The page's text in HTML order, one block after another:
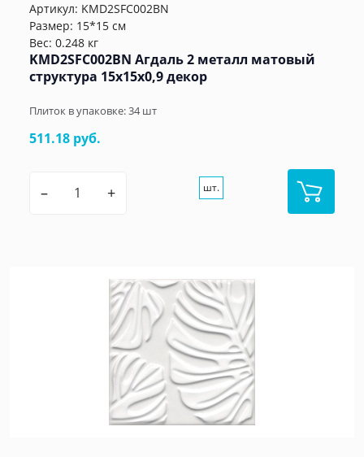
Артикул: KMD2SFC002BN
Размер: 15*15 см
Вес: 0.248 кг
KMD2SFC002BN Агдаль 2 металл матовый
структура 15x15x0,9 декор
Плиток в упаковке:34шт
511.18 руб.
– + шт.